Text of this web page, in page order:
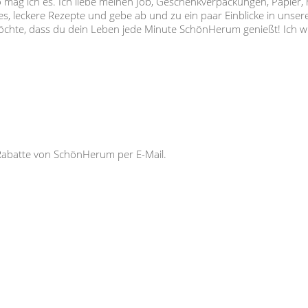
leckere Rezepte und gebe ab und zu ein paar Einblicke in
dass du dein Leben jede Minute SchönHerum genießt! Ich
von SchönHerum per E-Mail.